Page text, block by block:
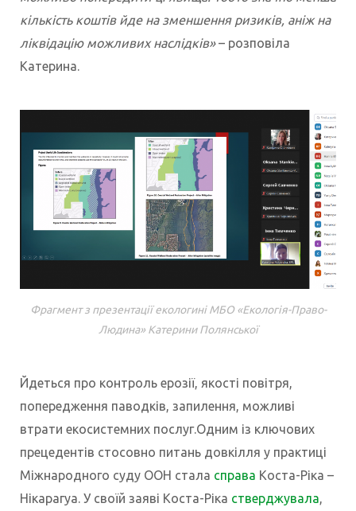
кількість коштів йде на зменшення ризиків, аніж на
ліквідацію можливих наслідків»– розповіла
Катерина.
Фрагмент з презентації екологині МБО «Екологія-Право-
Людина» Катерини Полянської
Йдеться про контроль ерозії, якості повітря,
попередження паводків, запилення, можливі
втрати екосистемних послуг.Одним із ключових
прецедентів стосовно питань довкілля у практиці
Міжнародного суду ООН стала справа Коста-Ріка –
Нікарагуа. У своїй заяві Коста-Ріка стверджувала,